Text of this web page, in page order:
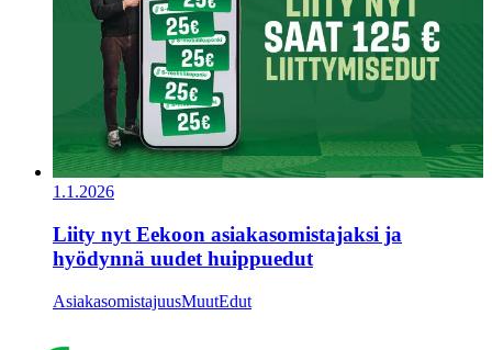
1.1.2026
Liity nyt Eekoon asiakasomistajaksi ja
hyödynnä uudet huippuedut
AsiakasomistajuusMuutEdut